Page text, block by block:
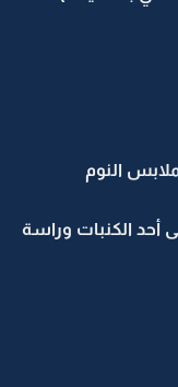
النوم
الكنبات وراسة